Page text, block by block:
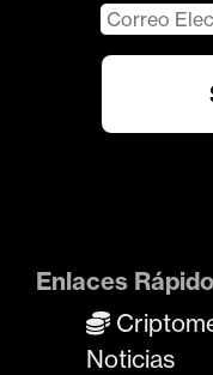
Enlaces
Noticias